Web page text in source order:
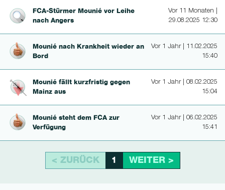
FCA-Stürmer Mounié vor Leihe
nach Angers
Vor 11 Monaten |
29.08.2025 12:30
Mounié nach Krankheit wieder an
Bord
Vor 1 Jahr | 11.02.2025
15:40
Mounié fällt kurzfristig gegen
Mainz aus
Vor 1 Jahr | 08.02.2025
15:04
Mounié steht dem FCA zur
Verfügung
Vor 1 Jahr | 06.02.2025
15:41
< ZURÜCK 1 WEITER >